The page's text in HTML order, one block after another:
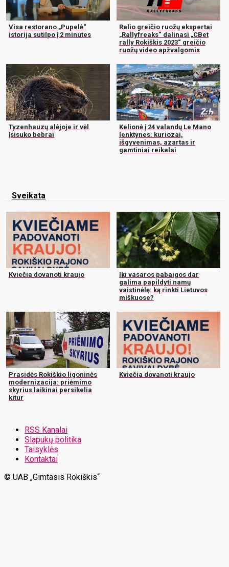
Visa restorano „Pupelė“
istorija sutilpo į 2 minutes
Ralio greičio ruožų ekspertai
„Rallyfreaks“ dalinasi „CBet
rally Rokiškis 2023“ greičio
ruožų video apžvalgomis
Tyzenhauzų alėjoje ir vėl
įsisuko bebrai
Kelionė į 24 valandų Le Mano
lenktynes: kuriozai,
išgyvenimas, azartas ir
gamtiniai reikalai
Sveikata
Kviečia dovanoti kraujo
Iki vasaros pabaigos dar
galima papildyti namų
vaistinėlę: ką rinkti Lietuvos
miškuose?
Prasidės Rokiškio ligoninės
modernizacija: priėmimo
skyrius laikinai persikelia
kitur
Kviečia dovanoti kraujo
RSS Kanalai
Slapukų politika
Taisyklės
Kontaktai
© UAB „Gimtasis Rokiškis“